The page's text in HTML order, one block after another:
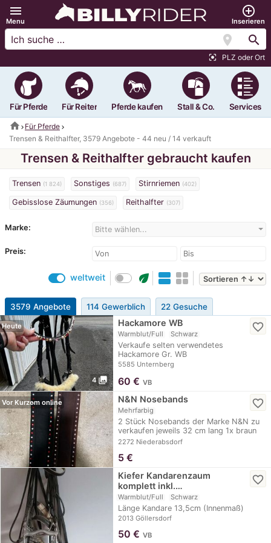
menu
Menu
add_circle_outline
Inserieren
location_on search
center_focus_strong PLZ oder Ort
Für Pferde Für Reiter Pferde kaufen Stall & Co. Services
home
Für Pferde
Trensen & Reithalfter, 3579 Angebote - 44 neu / 14 verkauft
Trensen & Reithalfter gebraucht kaufen
Trensen (1 824) Sonstiges (687) Stirnriemen (402)
Gebisslose Zäumungen (356) Reithalfter (307)
Marke: Bitte wählen...
Preis:
weltweit eco
3579 Angebote 114 Gewerblich 22 Gesuche
4 photo_library
Heute Hackamore WB
Warmblut/Full Schwarz
Verkaufe selten verwendetes
Hackamore Gr. WB
5585 Unternberg
favorite_border
60 € VB
Vor Kurzem online N&N Nosebands
Mehrfarbig
2 Stück Nosebands der Marke N&N zu
verkaufen jeweils 32 cm lang 1x braun
1x…
2272 Niederabsdorf
favorite_border
5 €
Kiefer Kandarenzaum
komplett inkl.…
Warmblut/Full Schwarz
Länge Kandare 13,5cm (Innenmaß)
2013 Göllersdorf
favorite_border
50 € VB